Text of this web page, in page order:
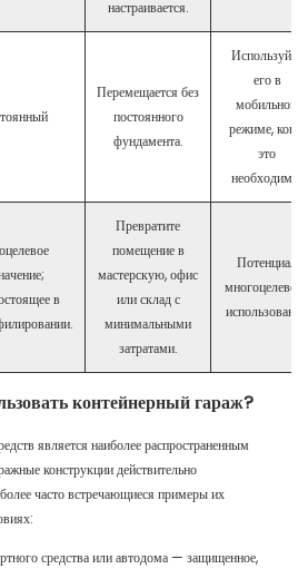
настраивается.
Перемещается без
постоянного
фундамента.
Используйте
его в
мобильном
режиме, когда
это
необходимо.
в
Превратите
помещение в
мастерскую, офис
или склад с
минимальными
затратами.
Потенциал
многоцелевого
использования
контейнерный гараж?
является наиболее распространенным
конструкции действительно
часто встречающиеся примеры их
средства или автодома — защищенное,